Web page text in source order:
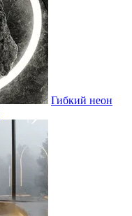
Гибкий неон